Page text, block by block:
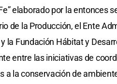
elaborado por la entonces
de la Producción, el Ente
la Fundación Hábitat y
entre las iniciativas de
a la conservación de